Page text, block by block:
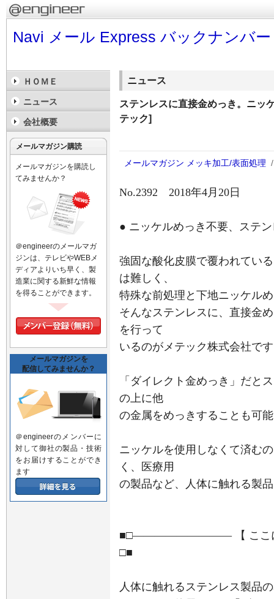
Navi メール Express バックナンバー
ニュース
ステンレスに直接金めっき。ニッ
テック]
メールマガジン メッキ加工/表面処理
No.2392 2018年4月20日
● ニッケルめっき不要、ステ
強固な酸化皮膜で覆われてい
は難しく、
特殊な前処理と下地ニッケル
そんなステンレスに、直接金
を行って
いるのがメテック株式会社で
「ダイレクト金めっき」だと
の上に他
の金属をめっきすることも可
ニッケルを使用しなくて済む
く、医療用
の製品など、人体に触れる製
■□――――――――― 【 ここ
□■
人体に触れるステンレス製品
ＨＯＭＥ
ニュース
会社概要
メールマガジン購読
メールマガジンを購読し
てみませんか？
＠engineerのメールマガ
ジンは、テレビやWEBメ
ディアよりいち早く、製
造業に関する新鮮な情報
を得ることができます。
メールマガジンを
配信してみませんか？
＠engineerのメンバーに
対して御社の製品・技術
をお届けすることができ
ます